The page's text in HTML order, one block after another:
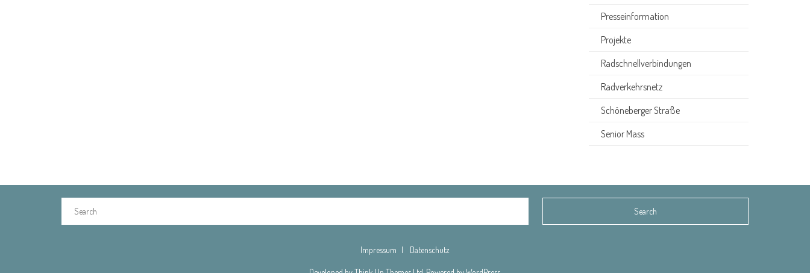
Presseinformation
Projekte
Radschnellverbindungen
Radverkehrsnetz
Schöneberger Straße
Senior Mass
Impressum Datenschutz